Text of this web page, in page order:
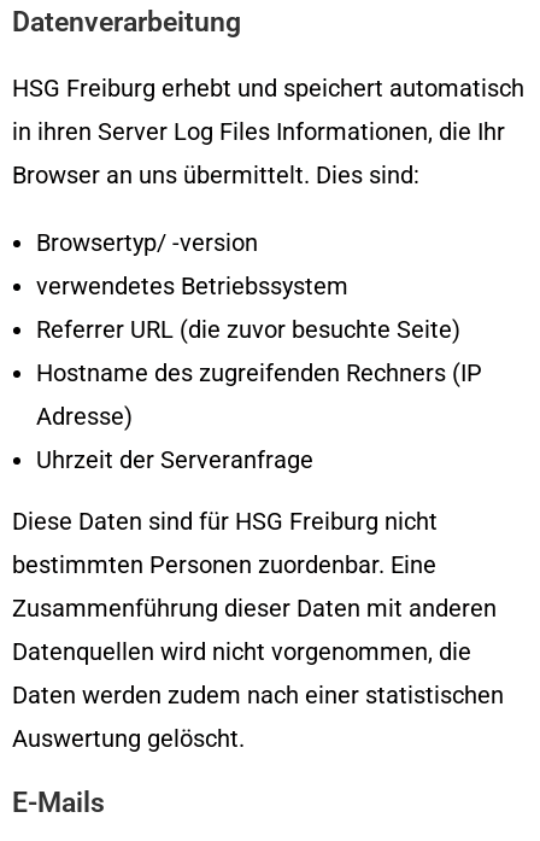
Datenverarbeitung
HSG Freiburg erhebt und speichert automatisch
in ihren Server Log Files Informationen, die Ihr
Browser an uns übermittelt. Dies sind:
Browsertyp/ -version
verwendetes Betriebssystem
Referrer URL (die zuvor besuchte Seite)
Hostname des zugreifenden Rechners (IP
Adresse)
Uhrzeit der Serveranfrage
Diese Daten sind für HSG Freiburg nicht
bestimmten Personen zuordenbar. Eine
Zusammenführung dieser Daten mit anderen
Datenquellen wird nicht vorgenommen, die
Daten werden zudem nach einer statistischen
Auswertung gelöscht.
E-Mails